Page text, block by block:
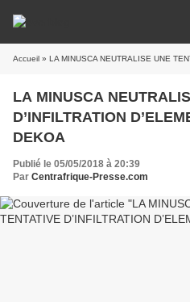
Accueil » LA MINUSCA NEUTRALISE UNE TENTATIVE
LA MINUSCA
D’INFILTRATION
DEKOA
Publié le 05/05/2018 à 20:39
Par Centrafrique-Presse.com